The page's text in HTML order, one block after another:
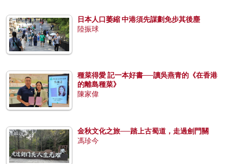
日本人口萎縮 中港須先謀劃免步其後塵
陸振球
種菜得愛 記一本好書──讀吳燕青的《在香港
的離島種菜》
陳家偉
金秋文化之旅──踏上古蜀道，走過劍門關
馮珍今